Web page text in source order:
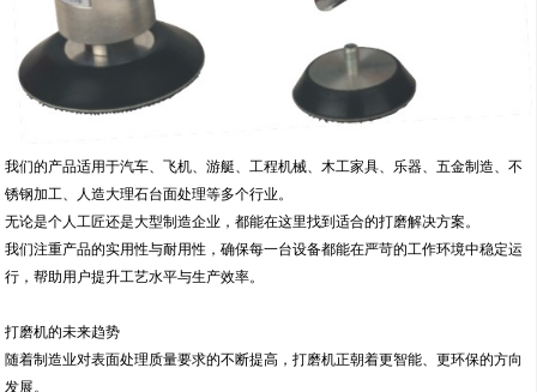
我们的产品适用于汽车、飞机、游艇、工程机械、木工家具、乐器、五金制造、不
锈钢加工、人造大理石台面处理等多个行业。
无论是个人工匠还是大型制造企业，都能在这里找到适合的打磨解决方案。
我们注重产品的实用性与耐用性，确保每一台设备都能在严苛的工作环境中稳定运
行，帮助用户提升工艺水平与生产效率。
打磨机的未来趋势
随着制造业对表面处理质量要求的不断提高，打磨机正朝着更智能、更环保的方向
发展。